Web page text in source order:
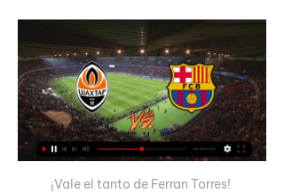
¡Vale el tanto de Ferran Torres!